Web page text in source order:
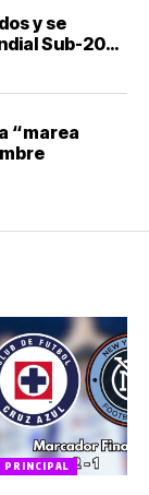
y se
Sub-20
“marea
PRINCIPAL